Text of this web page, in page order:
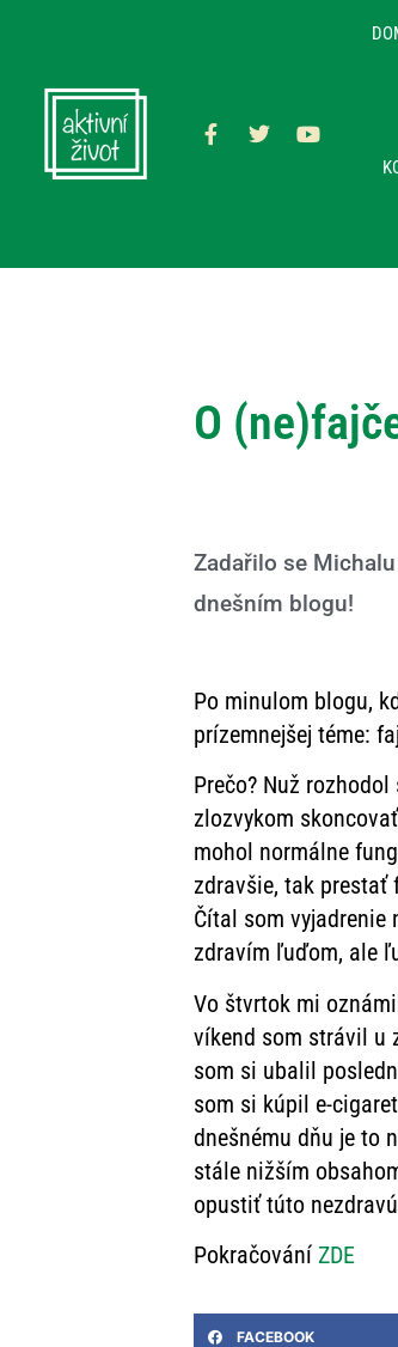
O
Zadařilo se
dnešním blogu!
Po minulom blogu,
prízemnejšej téme:
Prečo? Nuž
zlozvykom
mohol normálne
zdravšie, tak prestať
Čítal som vyjadrenie
zdravím ľuďom, ale
Vo štvrtok mi
víkend som strávil u
som si ubalil
som si kúpil e-
dnešnému dňu je to
stále nižším
opustiť túto
PokračováníZDE
FACEBOOK